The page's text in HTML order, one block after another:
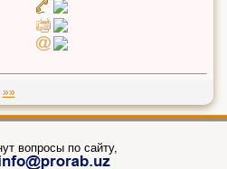
»»
вопросы по сайту,